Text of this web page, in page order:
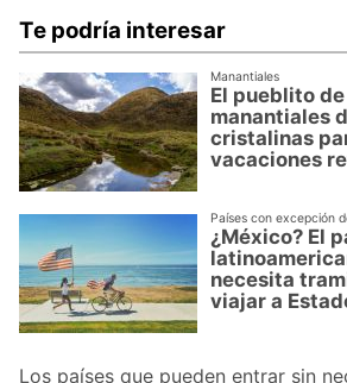
Te podría interesar
Manantiales
El pueblito
manantiales
cristalinas
vacaciones
Países con excepción
¿México? El
necesita
viajar a
Los países que pueden entrar sin